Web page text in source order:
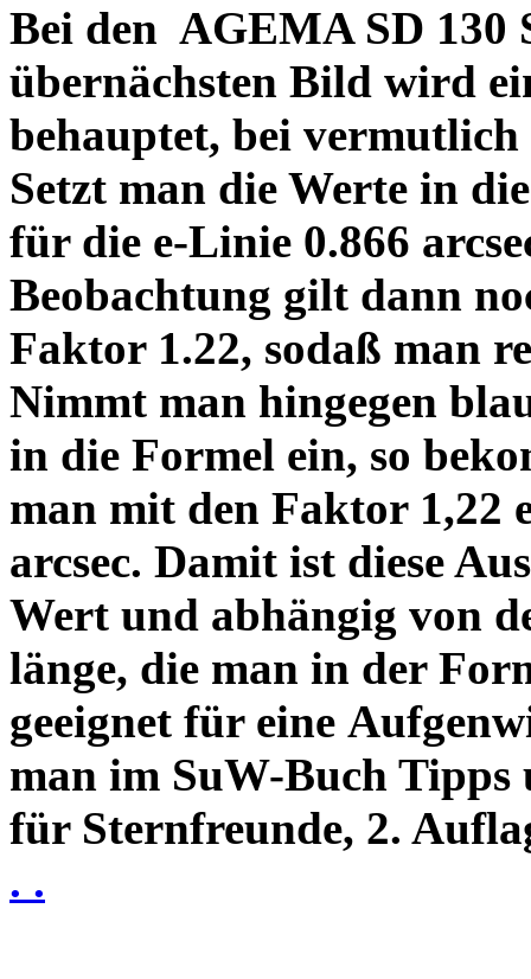
Bei den AGEMA SD 130
übernächsten Bild wird
behauptet, bei vermutlich
Setzt man die Werte in
für die e-Linie 0.866
Beobachtung gilt dann
Faktor 1.22, sodaß man
Nimmt man hingegen
in die Formel ein, so
man mit den Faktor 1,22
arcsec. Damit ist diese
Wert und abhängig von
länge, die man in der
geeignet für eine
man im SuW-Buch Tipps
für Sternfreunde, 2.
. .